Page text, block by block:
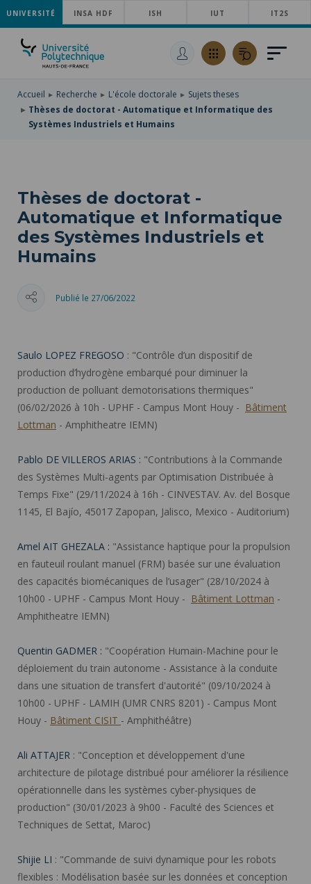
ACCÉDER
AU
MENU
PRINCIPAL
ALLER
AU
CONTENU
ACCÉDER
RECHERCHE
UNIVERSITÉ INSA HDF ISH IUT IT2S
Accueil Recherche L'école doctorale
Sujets theses
Thèses de doctorat - Automatique et Informatique des
Systèmes Industriels et Humains
Thèses de doctorat -
Automatique et Informatique
des Systèmes Industriels et
Humains
Publié le 27/06/2022
Saulo LOPEZ FREGOSO : "Contrôle d’un dispositif de
production d’hydrogène embarqué pour diminuer la
production de polluant demotorisations thermiques"
(06/02/2026 à 10h - UPHF - Campus Mont Houy - Bâtiment
Lottman - Amphitheatre IEMN)
Pablo DE VILLEROS ARIAS : "Contributions à la Commande
des Systèmes Multi-agents par Optimisation Distribuée à
Temps Fixe" (29/11/2024 à 16h - CINVESTAV. Av. del Bosque
1145, El Bajío, 45017 Zapopan, Jalisco, Mexico - Auditorium)
Amel AIT GHEZALA : "Assistance haptique pour la propulsion
en fauteuil roulant manuel (FRM) basée sur une évaluation
des capacités biomécaniques de l’usager" (28/10/2024 à
10h00 - UPHF - Campus Mont Houy - Bâtiment Lottman -
Amphitheatre IEMN)
Quentin GADMER : "Coopération Humain-Machine pour le
déploiement du train autonome - Assistance à la conduite
dans une situation de transfert d'autorité" (09/10/2024 à
10h00 - UPHF - LAMIH (UMR CNRS 8201) - Campus Mont
Houy - Bâtiment CISIT - Amphithéâtre)
Ali ATTAJER : "Conception et développement d'une
architecture de pilotage distribué pour améliorer la résilience
opérationnelle dans les systèmes cyber-physiques de
production" (30/01/2023 à 9h00 - Faculté des Sciences et
Techniques de Settat, Maroc)
Shijie LI : "Commande de suivi dynamique pour les robots
flexibles : Modélisation basée sur les données et conception